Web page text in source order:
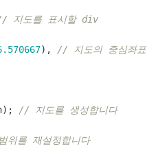
지도를 표시할 div
),
// 지도의 중심좌표
); // 지도를 생성합니다
를 재설정합니다